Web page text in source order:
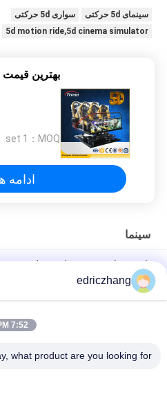
سینمای 5d حرکتی
سواری 5d حرکتی
5d motion ride,5d cinema simulator
بهترين قيمت
MOQ：
1 set
ادامه
سینما
بازی مسابقه ی خود را به سطح بعدی
ساز مسابقه ی ما
edriczhang
7:52 PM
what product are you looking for?